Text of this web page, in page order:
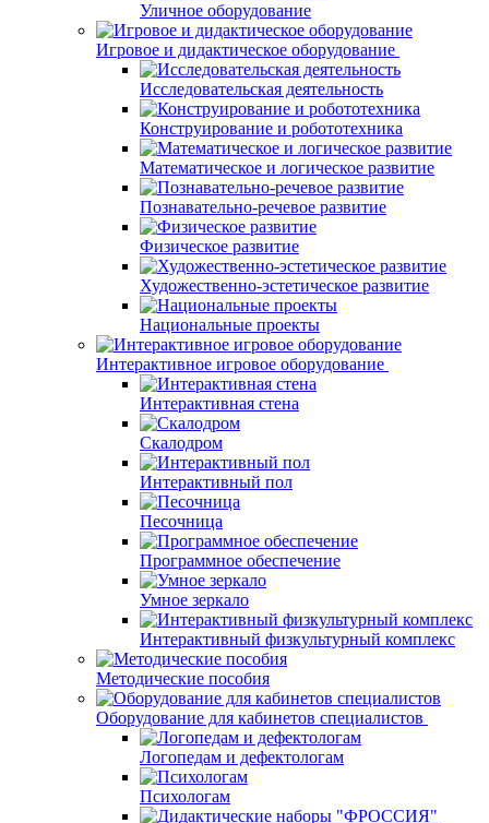
Уличное оборудование
Игровое и дидактическое оборудование
Исследовательская деятельность
Конструирование и робототехника
Математическое и логическое развитие
Познавательно-речевое развитие
Физическое развитие
Художественно-эстетическое развитие
Национальные проекты
Интерактивное игровое оборудование
Интерактивная стена
Скалодром
Интерактивный пол
Песочница
Программное обеспечение
Умное зеркало
Интерактивный физкультурный комплекс
Методические пособия
Оборудование для кабинетов специалистов
Логопедам и дефектологам
Психологам